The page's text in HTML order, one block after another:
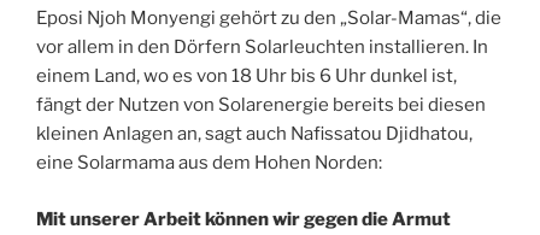
Eposi Njoh Monyengi gehört zu den „Solar-Mamas“, die
vor allem in den Dörfern Solarleuchten installieren. In
einem Land, wo es von 18 Uhr bis 6 Uhr dunkel ist,
fängt der Nutzen von Solarenergie bereits bei diesen
kleinen Anlagen an, sagt auch Nafissatou Djidhatou,
eine Solarmama aus dem Hohen Norden:
Mit unserer Arbeit können wir gegen die Armut